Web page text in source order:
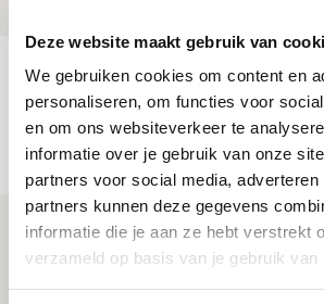
Deze website maakt gebruik van
We gebruiken cookies om content en
personaliseren, om functies voor
en om ons websiteverkeer te
informatie over je gebruik van onze
partners voor social media,
partners kunnen deze gegevens
informatie die je aan ze hebt verstrekt
verzameld op basis van je gebruik van
Míchels elf: met welke
jij aan nieuw
08 AUGUSTUS 2026 - 11:34
NIEUWS
Spelen bij Jong Ajax of
maakt Abdalla ‘geen reet’
08 AUGUSTUS 2026 - 10:04